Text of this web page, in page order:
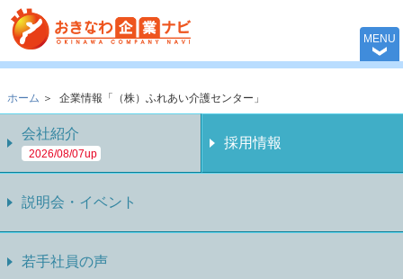
おきなわ企業
MENU
ホーム ＞ 企業情報「（株）ふれあい介護センター」
会社紹介
2026/08/07up
採用情報
説明会・イベント
若手社員の声